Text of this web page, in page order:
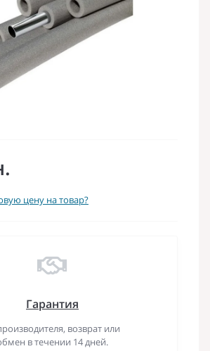
цену на товар?
Гарантия
возврат или
в течении 14 дней.